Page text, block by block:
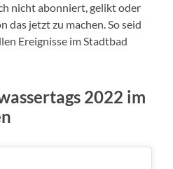
nicht abonniert, gelikt oder
das jetzt zu machen. So seid
Ereignisse im Stadtbad
2022 im